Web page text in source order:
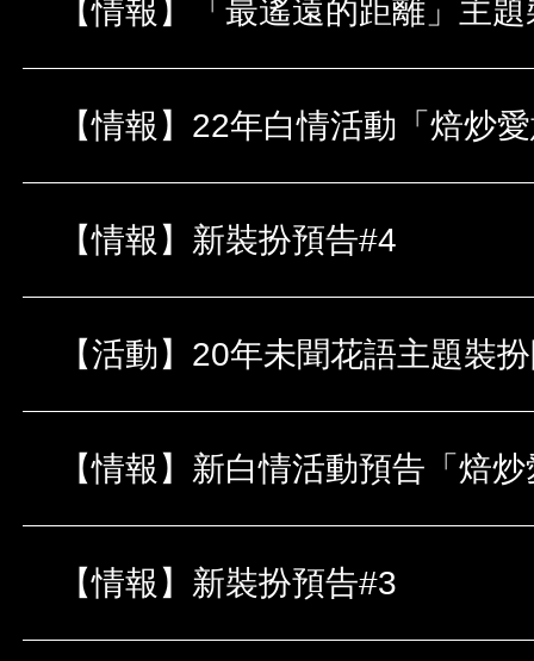
【情報】新裝扮預告#4
【活動】20年未聞花語主題裝
【情報】新白情活動預告「焙
【情報】新裝扮預告#3